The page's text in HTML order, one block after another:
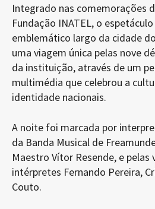
Integrado nas comemorações
Fundação INATEL, o
emblemático largo da cidade
uma viagem única pelas nove
da instituição, através de um
multimédia que celebrou a
identidade nacionais.
A noite foi marcada por
da Banda Musical de
Maestro Vítor Resende, e pelas
intérpretes Fernando Pereira,
Couto.